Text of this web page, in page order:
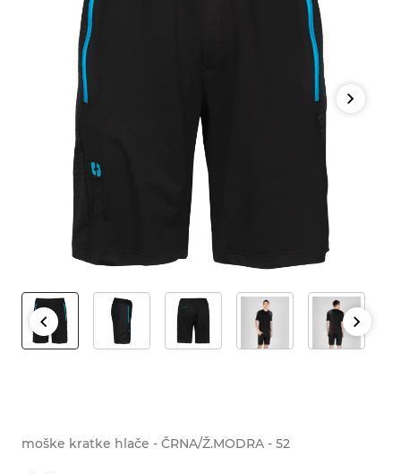
moške kratke hlače - ČRNA/Ž.MODRA - 52